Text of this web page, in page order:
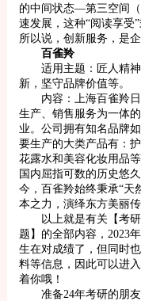
的中间状态—第三空间
速发展，这种“阅读享受
所以说，创新服务，是
百雀羚
适用主题：匠人精神
新，坚守品牌价值等。
内容：上海百雀羚日
生产、销售服务为一体
业。公司拥有知名品牌
要生产的大类产品有：
花露水和美容化妆用品
国内屈指可数的历史悠
今，百雀羚始终秉承“天
本之力，演绎东方美丽传
以上就是有关【考研
题】的全部内容，2023
生在对成绩了，但同时
料等信息，因此可以进
着你哦！
准备24年考研的朋友